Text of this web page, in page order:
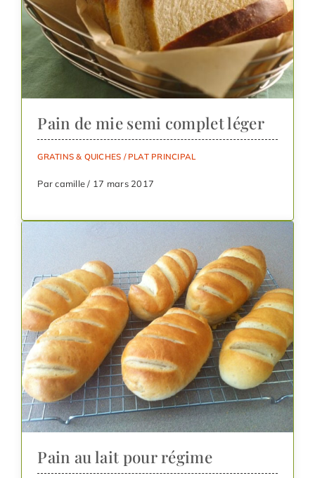
Pain de mie semi complet léger
GRATINS & QUICHES / PLAT PRINCIPAL
Par camille / 17 mars 2017
Pain au lait pour régime